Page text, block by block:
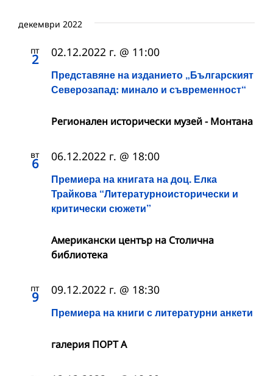
декември 2022
пт
2
Представяне на изданието „Българският
Северозапад: минало и съвременност“
02.12.2022 г. @ 11:00
Регионален исторически музей - Монтана
вт
6
Премиера на книгата на доц. Елка
Трайкова “Литературноисторически и
критически сюжети”
06.12.2022 г. @ 18:00
Американски център на Столична
библиотека
пт
9
Премиера на книги с литературни анкети
09.12.2022 г. @ 18:30
галерия ПОРТ А